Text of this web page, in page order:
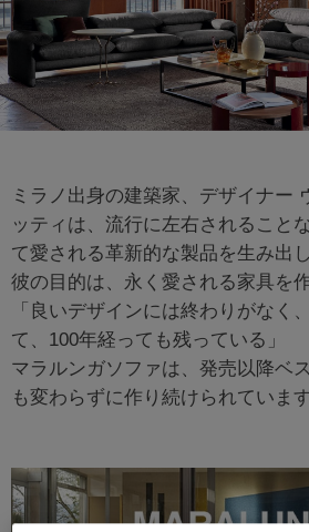
ミラノ出身の建築家、デザイナー
ッティは、流行に左右されること
て愛される革新的な製品を生み出
彼の目的は、永く愛される家具を
「良いデザインには終わりがなく
て、100年経っても残っている」
マラルンガソファは、発売以降ベ
も変わらずに作り続けられています